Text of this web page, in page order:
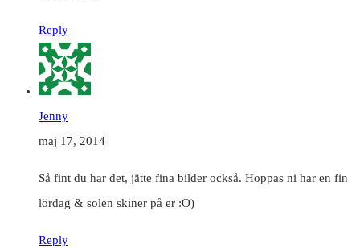
Reply
Jenny
maj 17, 2014
Så fint du har det, jätte fina bilder också. Hoppas ni har en fin
lördag & solen skiner på er :O)
Reply